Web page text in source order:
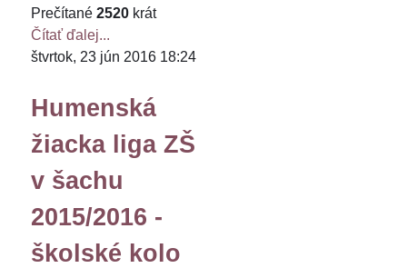
Prečítané 2520 krát
Čítať ďalej...
štvrtok, 23 jún 2016 18:24
Humenská
žiacka liga ZŠ
v šachu
2015/2016 -
školské kolo